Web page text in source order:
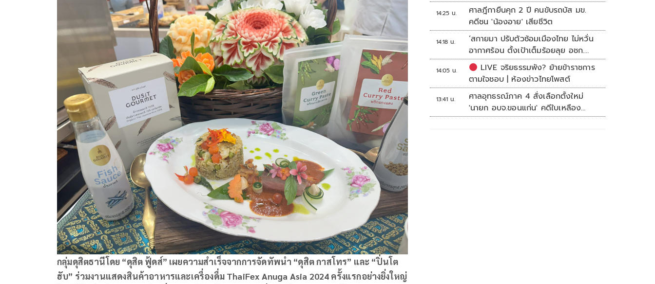
กลุ่มดุสิตธานีโดย “ดุสิต ฟู้ดส์” เผยความสำเร็จจากการจัดทัพนำ “ดุสิต กาสโทร” และ “ปิ่นโต
ฮับ” ร่วมงานแสดงสินค้าอาหารและเครื่องดื่ม ThaiFex Anuga Asia 2024 ครั้งแรกอย่างยิ่งใหญ่
14:25 น.
ศาลฎีกายืนคุก 2 ปี คนขับรถบัส มข.
คดีชน 'น้องอาย' เสียชีวิต
14:18 น.
‘สกายมา ปรับตัวซ้อมเมืองไทย ไม่หวั่น
อากาศร้อน ตั้งเป้าเต็มร้อยลุย อชก.
2026
14:05 น.
LIVE จริยธรรมพัง? ย้ายข้าราชการ
ตามใจชอบ | ห้องข่าวไทยโพสต์
13:41 น.
ศาลอุทธรณ์ภาค 4 สั่งเลือกตั้งใหม่
'นายก อบจ.ขอนแก่น' คดีใบเหลือง
'วัฒนา ช่างเหลา'